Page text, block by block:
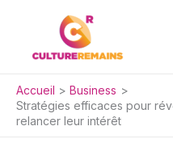
Accueil
Business
Stratégies efficaces pour
relancer leur intérêt